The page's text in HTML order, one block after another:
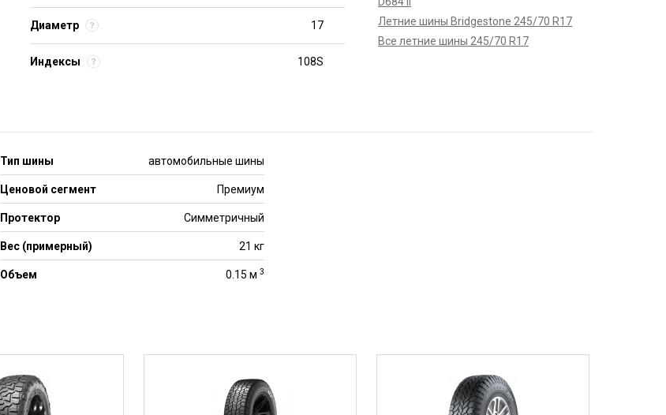
Диаметр 17
Индексы 108S
Летние шины Bridgestone 245/70 R17
Все летние шины 245/70 R17
Тип шины автомобильные шины
Ценовой сегмент Премиум
Протектор Симметричный
Вес (примерный) 21 кг
Объем 0.15 м 3